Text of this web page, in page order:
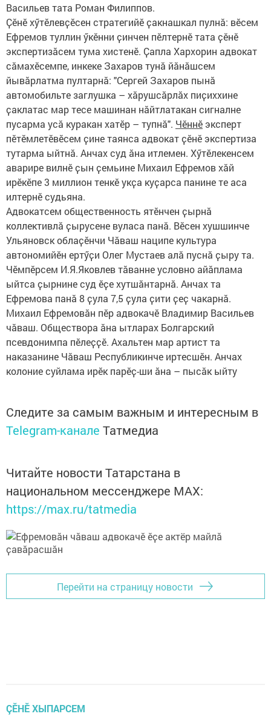
Васильев тата Роман Филиппов.
Ҫӗнӗ хӳтӗлевҫӗсен стратегийӗ ҫакнашкал пулнӑ: вӗсем
Ефремов туллин ӳкӗнни ҫинчен пӗлтернӗ тата ҫӗнӗ
экспертизӑсем тума хистенӗ. Ҫапла Хархорин адвокат
сӑмахӗсемпе, инкеке Захаров тунӑ йӑнӑшсем
йывӑрлатма пултарнӑ: "Сергей Захаров пынӑ
автомобильте заглушка – хӑрушсӑрлӑх пиҫиххине
ҫаклатас мар тесе машинан нӑйтлатакан сигналне
пусарма усӑ куракан хатӗр – тупнӑ". Чӗннӗ эксперт
пӗтӗмлетӗвӗсем ҫине таянса адвокат ҫӗнӗ экспертиза
тутарма ыйтнӑ. Анчах суд ӑна итлемен. Хӳтӗлекенсем
аварире вилнӗ ҫын ҫемьине Михаил Ефремов хӑй
ирӗкӗпе 3 миллион тенкӗ укҫа куҫарса панине те аса
илтернӗ судьяна.
Адвокатсем общественность ятӗнчен ҫырнӑ
коллективлӑ ҫырусене вуласа панӑ. Вӗсен хушшинче
Ульяновск облаҫӗнчи Чӑваш наципе культура
автономийӗн ертӳҫи Олег Мустаев алӑ пуснӑ ҫыру та.
Чӗмпӗрсем И.Я.Яковлев тӑванне условно айӑплама
ыйтса ҫырнине суд ӗҫе хутшӑнтарнӑ. Анчах та
Ефремова панӑ 8 ҫула 7,5 ҫула ҫити ҫеҫ чакарнӑ.
Михаил Ефремовӑн пӗр адвокачӗ Владимир Васильев
чӑваш. Обществора ӑна ытларах Болгарский
псевдонимпа пӗлеҫҫӗ. Ахальтен мар артист та
наказанине Чӑваш Республикинче иртесшӗн. Анчах
колоние суйлама ирӗк парӗҫ-ши ӑна – пысӑк ыйту
Следите за самым важным и интересным в
Telegram-канале Татмедиа
Читайте новости Татарстана в
национальном мессенджере MАХ:
https://max.ru/tatmedia
Перейти на страницу новости
ÇӖНӖ ХЫПАРСЕМ